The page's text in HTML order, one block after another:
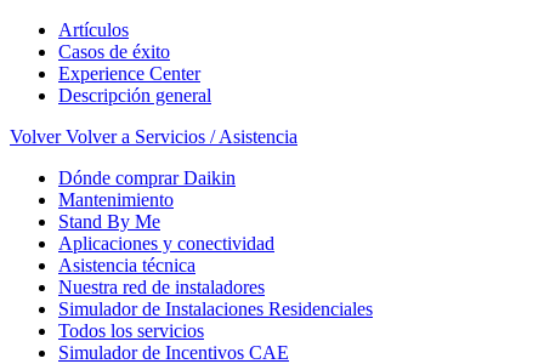
Artículos
Casos de éxito
Experience Center
Descripción general
Volver Volver a Servicios / Asistencia
Dónde comprar Daikin
Mantenimiento
Stand By Me
Aplicaciones y conectividad
Asistencia técnica
Nuestra red de instaladores
Simulador de Instalaciones Residenciales
Todos los servicios
Simulador de Incentivos CAE